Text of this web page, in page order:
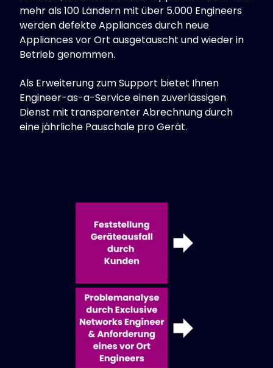
mehr als 100 Ländern mit über 5.000 Engineers
werden defekte Appliances durch neue
Appliances vor Ort ausgetauscht und wieder in
Betrieb genommen.
Als Erweiterung zum Support bietet Ihnen
Engineer-as-a-Service einen zuverlässigen
Dienst mit transparenter Abrechnung durch
eine jährliche Pauschale pro Gerät.